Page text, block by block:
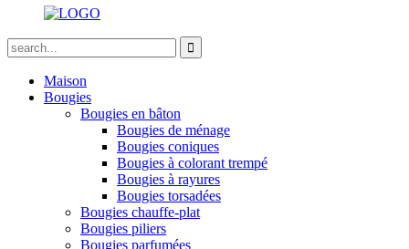
Maison
Bougies
Bougies en bâton
Bougies de ménage
Bougies coniques
Bougies à colorant trempé
Bougies à rayures
Bougies torsadées
Bougies chauffe-plat
Bougies piliers
Bougies parfumées